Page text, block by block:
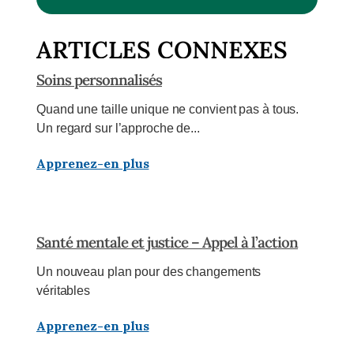
ARTICLES CONNEXES
Soins personnalisés
Quand une taille unique ne convient pas à tous.
Un regard sur l’approche de...
Apprenez-en plus
Santé mentale et justice – Appel à l’action
Un nouveau plan pour des changements
véritables
Apprenez-en plus